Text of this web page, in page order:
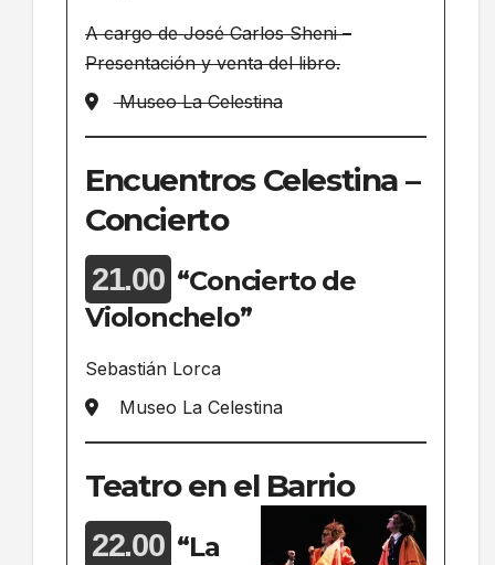
A cargo de José Carlos Sheni –
Presentación y venta del libro.
Museo La Celestina
Encuentros Celestina –
Concierto
21.00 “Concierto de
Violonchelo”
Sebastián Lorca
Museo La Celestina
Teatro en el Barrio
22.00 “La